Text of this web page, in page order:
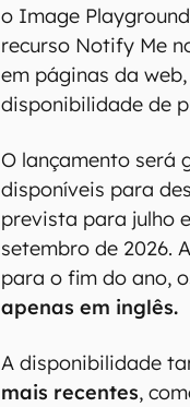
o Image
recurso Notify Me
em páginas da
disponibilidade de
O lançamento será
disponíveis para
prevista para julho
setembro de 2026.
para o fim do ano,
apenas em inglês.
A disponibilidade
mais recentes,